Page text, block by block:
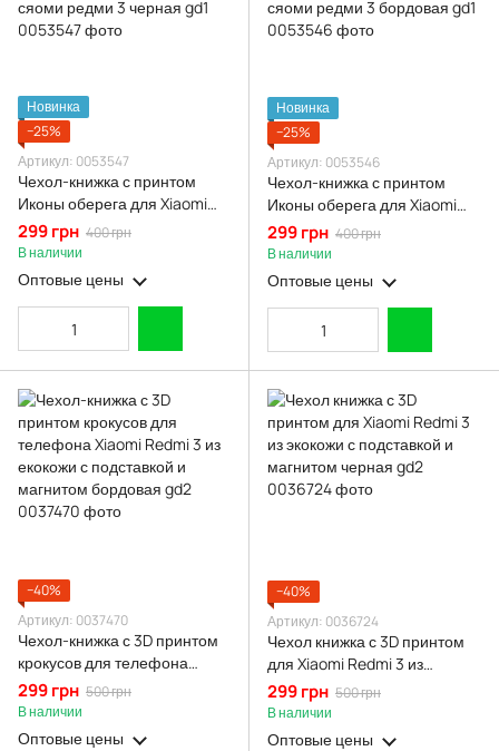
Новинка
−25%
Артикул: 0053547
Чехол-книжка с принтом
Иконы оберега для Xiaomi
Redmi 3 с подставкой на
сяоми редми 3 черная gd1
299 грн 400 грн
В наличии
Оптовые цены
Новинка
−25%
Артикул: 0053546
Чехол-книжка с принтом
Иконы оберега для Xiaomi
Redmi 3 с подставкой на
сяоми редми 3 бордовая gd1
299 грн 400 грн
В наличии
Оптовые цены
−40%
Артикул: 0037470
Чехол-книжка с 3D принтом
крокусов для телефона
Xiaomi Redmi 3 из екокожи с
подставкой и магнитом
бордовая gd2
299 грн 500 грн
В наличии
Оптовые цены
−40%
Артикул: 0036724
Чехол книжка с 3D принтом
для Xiaomi Redmi 3 из
экокожи с подставкой и
магнитом черная gd2
299 грн 500 грн
В наличии
Оптовые цены